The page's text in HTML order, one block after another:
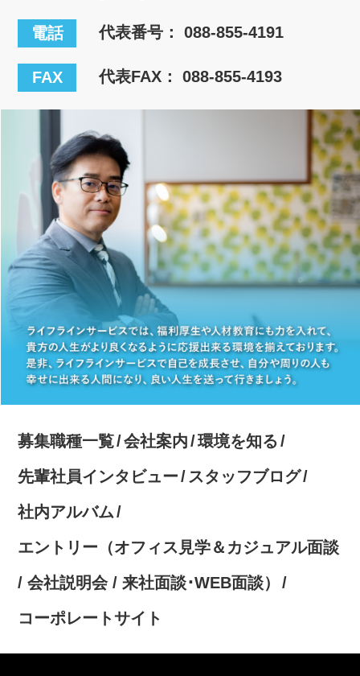
電話 代表番号：088-855-4191
FAX 代表FAX： 088-855-4193
募集職種一覧 会社案内
環境を知る
先輩社員インタビュー
スタッフブログ
社内アルバム
エントリー（オフィス見学＆カジュアル面談
/ 会社説明会 / 来社面談･WEB面談）
コーポレートサイト